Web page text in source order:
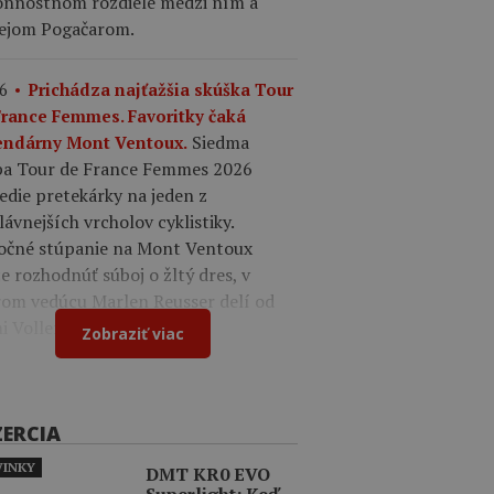
Pogačarom.
Prichádza najťažšia skúška Tour
Femmes. Favoritky čaká
Mont Ventoux. Siedma
Tour de France Femmes 2026
pretekárky na jeden z
vrcholov cyklistiky.
stúpanie na Mont Ventoux
rozhodnúť súboj o žltý dres, v
vedúcu Marlen Reusser delí od
Vollering iba 12 sekúnd.
Zobraziť viac
DMT KR0 EVO